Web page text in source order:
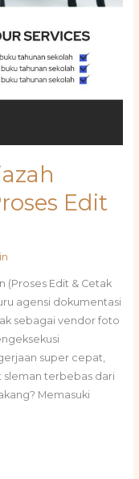
Edit
(Proses Edit & Cetak
agensi dokumentasi
sebagai vendor foto
super cepat,
sleman terbebas dari
Memasuki